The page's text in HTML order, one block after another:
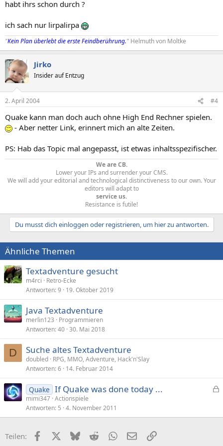
habt ihrs schon durch ?
ich sach nur lirpalirpa
"Kein Plan überlebt die erste Feindberührung." Helmuth von Moltke
Jirko
Insider auf Entzug
2. April 2004 #4
Quake kann man doch auch ohne High End Rechner spielen.
- Aber netter Link, erinnert mich an alte Zeiten.
PS: Hab das Topic mal angepasst, ist etwas inhaltsspezifischer.
We are CB.
Lower your IPs and surrender your CMS.
We will add your editorial and technological distinctiveness to our own. Your
editors will adapt to
service us.
Resistance is futile!​
Du musst dich einloggen oder registrieren, um hier zu antworten.
Ähnliche Themen
Textadventure gesucht
m4rci
Retro-Ecke
Antworten 9 19. Oktober 2019
Java Textadventure
merlin123
Programmieren
Antworten 40 30. Mai 2018
D Suche altes Textadventure
doubled RPG, MMO, Adventure, Hack'n'Slay
Antworten 6 14. Februar 2014
p
Quake If Quake was done today ...
mimi347 Actionspiele
Antworten 5 4. November 2011
Teilen: FacebookX (Twitter)
BlueskyRedditWhatsApp
E-MailLink